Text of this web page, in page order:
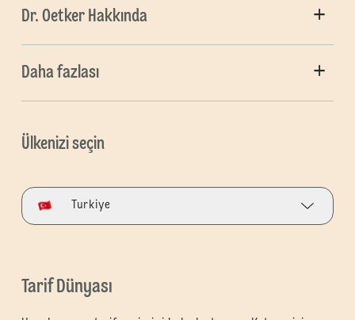
Dr. Oetker Hakkında
Daha fazlası
Ülkenizi seçin
Turkiye
Tarif Dünyası